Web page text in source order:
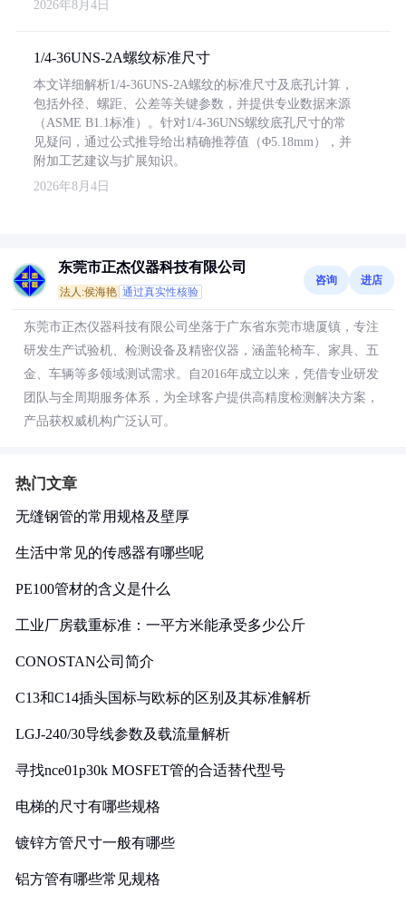
2026年8月4日
1/4-36UNS-2A螺纹标准尺寸
本文详细解析1/4-36UNS-2A螺纹的标准尺寸及底孔计算，
包括外径、螺距、公差等关键参数，并提供专业数据来源
（ASME B1.1标准）。针对1/4-36UNS螺纹底孔尺寸的常
见疑问，通过公式推导给出精确推荐值（Φ5.18mm），并
附加工艺建议与扩展知识。
2026年8月4日
东莞市正杰仪器科技有限公司
法人:侯海艳 通过真实性核验
咨询 进店
东莞市正杰仪器科技有限公司坐落于广东省东莞市塘厦镇，专注
研发生产试验机、检测设备及精密仪器，涵盖轮椅车、家具、五
金、车辆等多领域测试需求。自2016年成立以来，凭借专业研发
团队与全周期服务体系，为全球客户提供高精度检测解决方案，
产品获权威机构广泛认可。
热门文章
无缝钢管的常用规格及壁厚
生活中常见的传感器有哪些呢
PE100管材的含义是什么
工业厂房载重标准：一平方米能承受多少公斤
CONOSTAN公司简介
C13和C14插头国标与欧标的区别及其标准解析
LGJ-240/30导线参数及载流量解析
寻找nce01p30k MOSFET管的合适替代型号
电梯的尺寸有哪些规格
镀锌方管尺寸一般有哪些
铝方管有哪些常见规格